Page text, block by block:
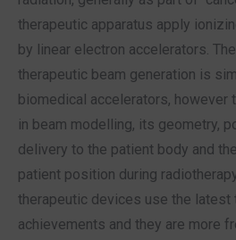
therapeutic apparatus apply
by linear electron accelerators.
therapeutic beam generation is
biomedical accelerators, however
in beam modelling, its geometry,
delivery to the patient body and
patient position during
therapeutic devices use the latest
achievements and they are more